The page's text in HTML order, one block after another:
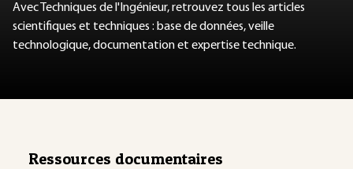
Avec Techniques de l'Ingénieur, retrouvez tous les articles
scientifiques et techniques : base de données, veille
technologique, documentation et expertise technique.
Ressources documentaires